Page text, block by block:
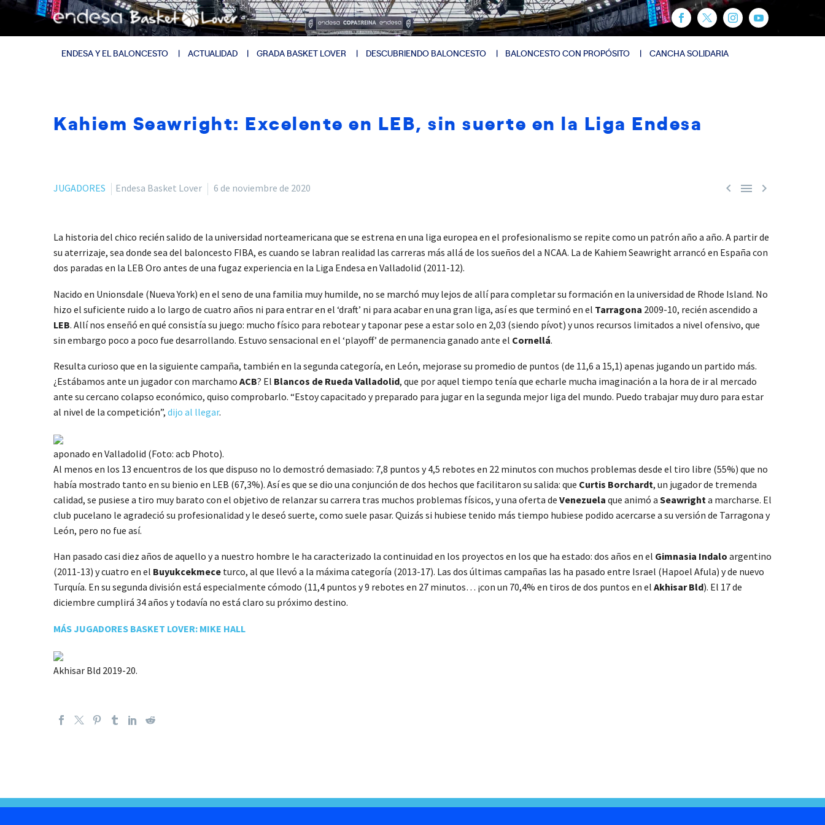
ENDESA Y EL BALONCESTO ACTUALIDAD GRADA BASKET LOVER DESCUBRIENDO BALONCESTO BALONCESTO CON PROPÓSITO CANCHA SOLIDARIA
Kahiem Seawright: Excelente en LEB, sin suerte en la Liga Endesa
  
JUGADORES Endesa Basket Lover 6 de noviembre de 2020
La historia del chico recién salido de la universidad norteamericana que se estrena en una liga europea en el profesionalismo se repite como un patrón año a año. A partir de
su aterrizaje, sea donde sea del baloncesto FIBA, es cuando se labran realidad las carreras más allá de los sueños del a NCAA. La de Kahiem Seawright arrancó en España con
dos paradas en la LEB Oro antes de una fugaz experiencia en la Liga Endesa en Valladolid (2011-12).
Nacido en Unionsdale (Nueva York) en el seno de una familia muy humilde, no se marchó muy lejos de allí para completar su formación en la universidad de Rhode Island. No
hizo el suficiente ruido a lo largo de cuatro años ni para entrar en el ‘draft’ ni para acabar en una gran liga, así es que terminó en el Tarragona 2009-10, recién ascendido a
LEB. Allí nos enseñó en qué consistía su juego: mucho físico para rebotear y taponar pese a estar solo en 2,03 (siendo pívot) y unos recursos limitados a nivel ofensivo, que
sin embargo poco a poco fue desarrollando. Estuvo sensacional en el ‘playoff’ de permanencia ganado ante el Cornellá.
Resulta curioso que en la siguiente campaña, también en la segunda categoría, en León, mejorase su promedio de puntos (de 11,6 a 15,1) apenas jugando un partido más.
¿Estábamos ante un jugador con marchamo ACB? El Blancos de Rueda Valladolid, que por aquel tiempo tenía que echarle mucha imaginación a la hora de ir al mercado
ante su cercano colapso económico, quiso comprobarlo. “Estoy capacitado y preparado para jugar en la segunda mejor liga del mundo. Puedo trabajar muy duro para estar
al nivel de la competición”, dijo al llegar.
aponado en Valladolid (Foto: acb Photo).
Al menos en los 13 encuentros de los que dispuso no lo demostró demasiado: 7,8 puntos y 4,5 rebotes en 22 minutos con muchos problemas desde el tiro libre (55%) que no
había mostrado tanto en su bienio en LEB (67,3%). Así es que se dio una conjunción de dos hechos que facilitaron su salida: que Curtis Borchardt, un jugador de tremenda
calidad, se pusiese a tiro muy barato con el objetivo de relanzar su carrera tras muchos problemas físicos, y una oferta de Venezuela que animó a Seawright a marcharse. El
club pucelano le agradeció su profesionalidad y le deseó suerte, como suele pasar. Quizás si hubiese tenido más tiempo hubiese podido acercarse a su versión de Tarragona y
León, pero no fue así.
Han pasado casi diez años de aquello y a nuestro hombre le ha caracterizado la continuidad en los proyectos en los que ha estado: dos años en el Gimnasia Indalo argentino
(2011-13) y cuatro en el Buyukcekmece turco, al que llevó a la máxima categoría (2013-17). Las dos últimas campañas las ha pasado entre Israel (Hapoel Afula) y de nuevo
Turquía. En su segunda división está especialmente cómodo (11,4 puntos y 9 rebotes en 27 minutos… ¡con un 70,4% en tiros de dos puntos en el Akhisar Bld). El 17 de
diciembre cumplirá 34 años y todavía no está claro su próximo destino.
MÁS JUGADORES BASKET LOVER: MIKE HALL
Akhisar Bld 2019-20.